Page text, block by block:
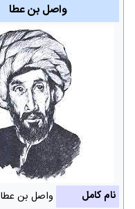
واصل بن عطا
نام کامل
واصل بن عطا